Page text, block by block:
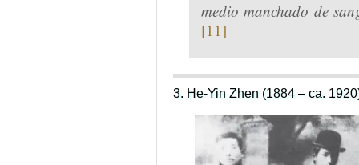
medio manchado de
[11]
3. He-Yin Zhen (1884 – ca.